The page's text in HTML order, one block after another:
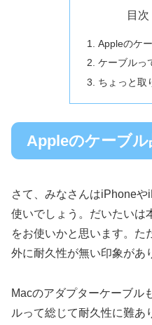
目次
Appleのケ
ケーブルっ
ちょっと取
Appleのケーブル
さて、みなさんはiPhone
使いでしょう。だいたいは
をお使いかと思います。た
外に耐久性が無い印象があ
Macのアダプターケーブル
ルって総じて耐久性に難あ